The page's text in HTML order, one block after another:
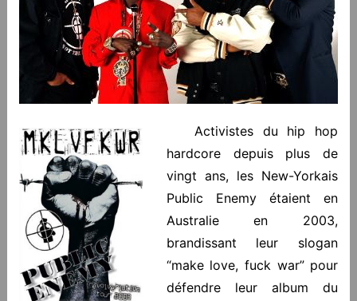
Activistes du hip hop
hardcore depuis plus de
vingt ans, les New-Yorkais
Public Enemy étaient en
Australie en 2003,
brandissant leur slogan
“make love, fuck war” pour
défendre leur album du